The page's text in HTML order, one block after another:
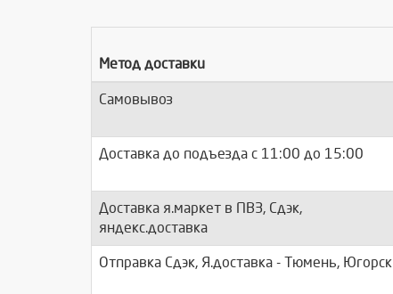
Метод доставки
Самовывоз
Доставка до подъезда c 11:00 до 15:00
Доставка я.маркет в ПВЗ, Сдэк,
яндекс.доставка
Отправка Сдэк, Я.доставка - Тюмень, Югорск